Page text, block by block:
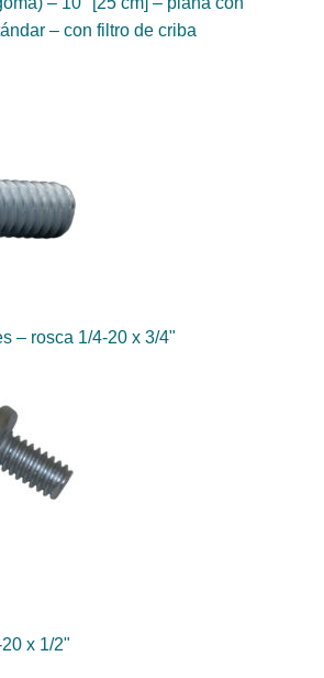
‒ con filtro de criba
‒ rosca 1/4-20 x 3/4"
x 1/2"